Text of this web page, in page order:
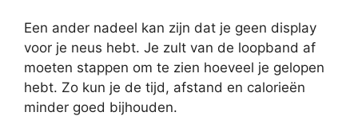
Een ander nadeel kan zijn dat je geen display
voor je neus hebt. Je zult van de loopband af
moeten stappen om te zien hoeveel je gelopen
hebt. Zo kun je de tijd, afstand en calorieën
minder goed bijhouden.